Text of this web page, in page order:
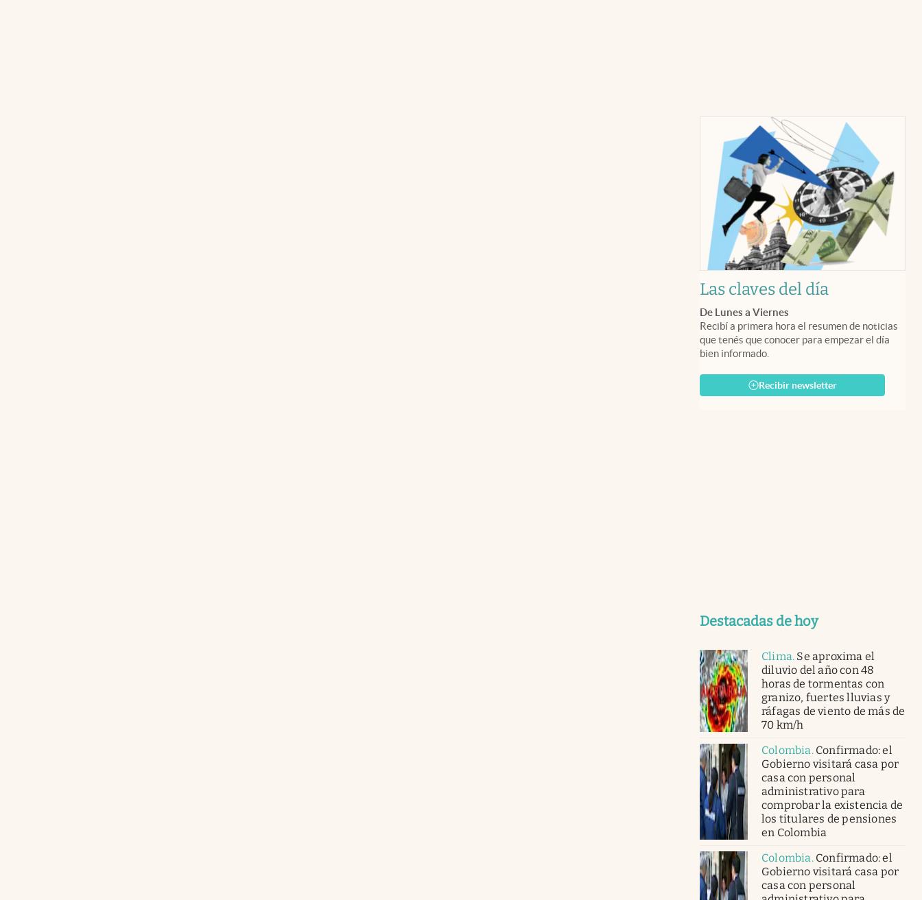
Las claves del día
De Lunes a Viernes
Recibí a primera hora el resumen de noticias
que tenés que conocer para empezar el día
bien informado.
Recibir newsletter
Destacadas de hoy
Clima. Se aproxima el
diluvio del año con 48
horas de tormentas con
granizo, fuertes lluvias y
ráfagas de viento de más de
70 km/h
Colombia. Confirmado: el
Gobierno visitará casa por
casa con personal
administrativo para
comprobar la existencia de
los titulares de pensiones
en Colombia
Colombia. Confirmado: el
Gobierno visitará casa por
casa con personal